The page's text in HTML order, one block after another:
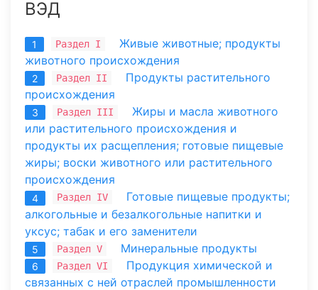
ВЭД
1 Раздел I
Живые животные; продукты
животного происхождения
2 Раздел II
Продукты растительного
происхождения
3 Раздел III
Жиры и масла животного
или растительного происхождения и
продукты их расщепления; готовые пищевые
жиры; воски животного или растительного
происхождения
4 Раздел IV
Готовые пищевые продукты;
алкогольные и безалкогольные напитки и
уксус; табак и его заменители
5 Раздел V Минеральные продукты
6 Раздел VI
Продукция химической и
связанных с ней отраслей промышленности